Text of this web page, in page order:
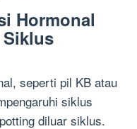
Hormonal
seperti pil KB atau
siklus
diluar siklus.